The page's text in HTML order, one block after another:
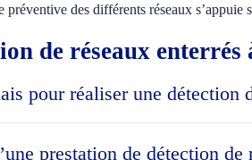
préventive des différents réseaux
de réseaux
pour réaliser une détection
supplémentaires. En cas d’urgence,
prestation de détection